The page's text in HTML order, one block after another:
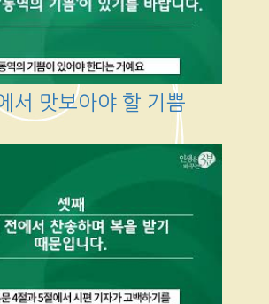
서 맛보아야 할 기쁨